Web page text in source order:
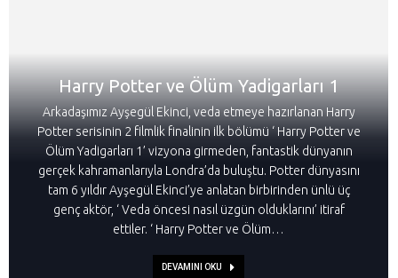
Harry Potter ve Ölüm Yadigarları 1
Arkadaşımız Ayşegül Ekinci, veda etmeye hazırlanan Harry
Potter serisinin 2 filmlik finalinin ilk bölümü ‘ Harry Potter ve
Ölüm Yadigarları 1’ vizyona girmeden, fantastik dünyanın
gerçek kahramanlarıyla Londra’da buluştu. Potter dünyasını
tam 6 yıldır Ayşegül Ekinci’ye anlatan birbirinden ünlü üç
genç aktör, ‘ Veda öncesi nasıl üzgün olduklarını’ itiraf
ettiler. ‘ Harry Potter ve Ölüm…
DEVAMINI OKU